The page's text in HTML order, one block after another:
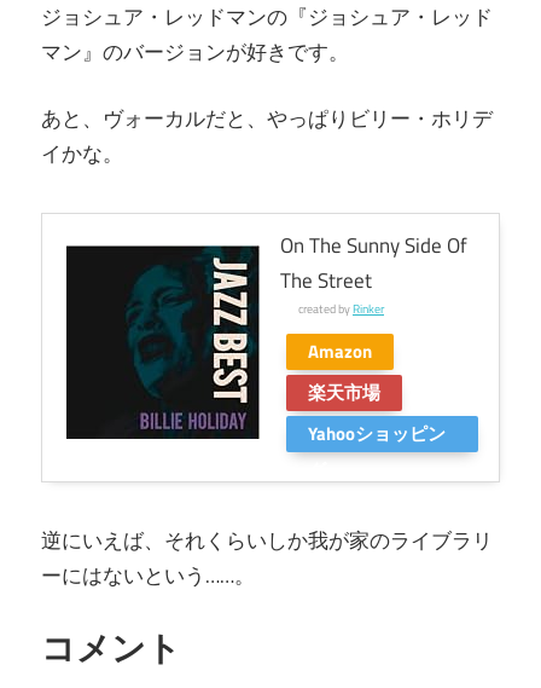
ジョシュア・レッドマンの『ジョシュア・レッド
マン』のバージョンが好きです。
あと、ヴォーカルだと、やっぱりビリー・ホリデ
イかな。
On The Sunny Side Of
The Street
created byRinker
Amazon
楽天市場
Yahooショッピン
逆にいえば、それくらいしか我が家のライブラリ
ーにはないという……。
コメント